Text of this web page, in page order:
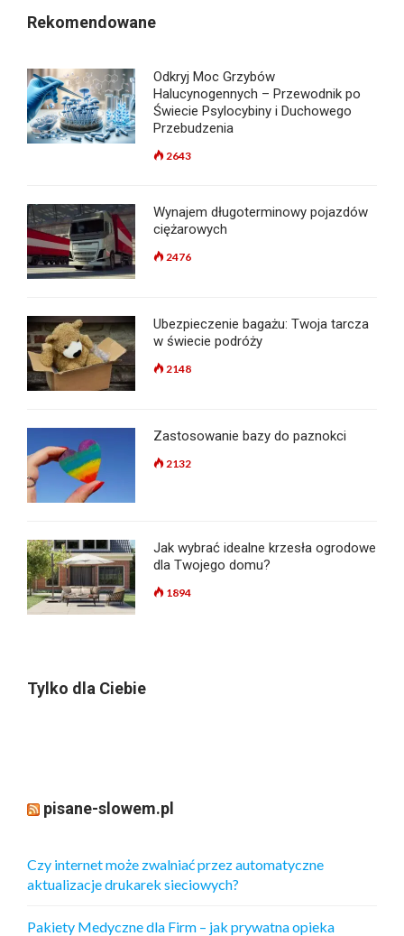
Rekomendowane
Odkryj Moc Grzybów
Halucynogennych – Przewodnik po
Świecie Psylocybiny i Duchowego
Przebudzenia
2643
Wynajem długoterminowy pojazdów
ciężarowych
2476
Ubezpieczenie bagażu: Twoja tarcza
w świecie podróży
2148
Zastosowanie bazy do paznokci
2132
Jak wybrać idealne krzesła ogrodowe
dla Twojego domu?
1894
Tylko dla Ciebie
pisane-slowem.pl
Czy internet może zwalniać przez automatyczne
aktualizacje drukarek sieciowych?
Pakiety Medyczne dla Firm – jak prywatna opieka